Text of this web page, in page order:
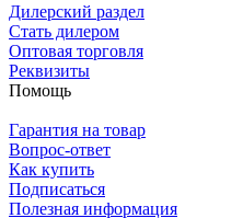
Дилерский раздел
Стать дилером
Оптовая торговля
Реквизиты
Помощь
Гарантия на товар
Вопрос-ответ
Как купить
Подписаться
Полезная информация